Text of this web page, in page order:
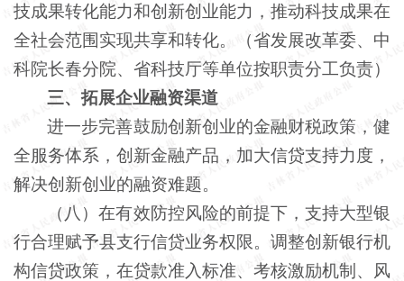
技成果转化能力和创新创业能力，推动科技成果在
全社会范围实现共享和转化。（省发展改革委、中
科院长春分院、省科技厅等单位按职责分工负责）
三、拓展企业融资渠道
进一步完善鼓励创新创业的金融财税政策，健
全服务体系，创新金融产品，加大信贷支持力度，
解决创新创业的融资难题。
（八）在有效防控风险的前提下，支持大型银
行合理赋予县支行信贷业务权限。调整创新银行机
构信贷政策，在贷款准入标准、考核激励机制、风